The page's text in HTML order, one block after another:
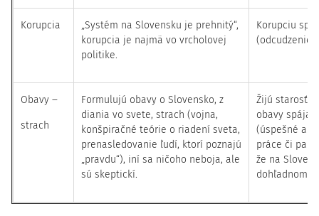
Korupcia
„Systém na Slovensku je prehnitý“,
korupcia je najmä vo vrcholovej
politike.
Korupciu
(odcudzenie
Obavy ‒
strach
Formulujú obavy o Slovensko, z
diania vo svete, strach (vojna,
konšpiračné teórie o riadení sveta,
prenasledovanie ľudí, ktorí poznajú
„pravdu“), iní sa ničoho neboja, ale
sú skeptickí.
Žijú
obavy
(úspešné
práce či
že na
dohľadnom